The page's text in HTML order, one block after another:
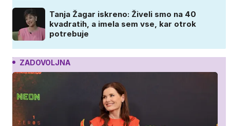
Tanja Žagar iskreno: Živeli smo na 40
kvadratih, a imela sem vse, kar otrok
potrebuje
ZADOVOLJNA